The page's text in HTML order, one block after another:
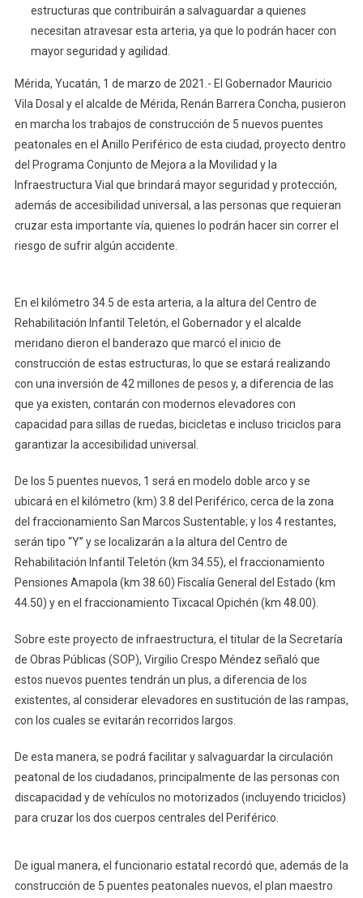
El
Anillo
Periférico
Mérida
estructuras que contribuirán a salvaguardar a quienes
necesitan atravesar esta arteria, ya que lo podrán hacer con
mayor seguridad y agilidad.
Mérida, Yucatán, 1 de marzo de 2021.- El Gobernador Mauricio
Vila Dosal y el alcalde de Mérida, Renán Barrera Concha, pusieron
en marcha los trabajos de construcción de 5 nuevos puentes
peatonales en el Anillo Periférico de esta ciudad, proyecto dentro
del Programa Conjunto de Mejora a la Movilidad y la
Infraestructura Vial que brindará mayor seguridad y protección,
además de accesibilidad universal, a las personas que requieran
cruzar esta importante vía, quienes lo podrán hacer sin correr el
riesgo de sufrir algún accidente.
En el kilómetro 34.5 de esta arteria, a la altura del Centro de
Rehabilitación Infantil Teletón, el Gobernador y el alcalde
meridano dieron el banderazo que marcó el inicio de
construcción de estas estructuras, lo que se estará realizando
con una inversión de 42 millones de pesos y, a diferencia de las
que ya existen, contarán con modernos elevadores con
capacidad para sillas de ruedas, bicicletas e incluso triciclos para
garantizar la accesibilidad universal.
De los 5 puentes nuevos, 1 será en modelo doble arco y se
ubicará en el kilómetro (km) 3.8 del Periférico, cerca de la zona
del fraccionamiento San Marcos Sustentable; y los 4 restantes,
serán tipo “Y” y se localizarán a la altura del Centro de
Rehabilitación Infantil Teletón (km 34.55), el fraccionamiento
Pensiones Amapola (km 38.60) Fiscalía General del Estado (km
44.50) y en el fraccionamiento Tixcacal Opichén (km 48.00).
Sobre este proyecto de infraestructura, el titular de la Secretaría
de Obras Públicas (SOP), Virgilio Crespo Méndez señaló que
estos nuevos puentes tendrán un plus, a diferencia de los
existentes, al considerar elevadores en sustitución de las rampas,
con los cuales se evitarán recorridos largos.
De esta manera, se podrá facilitar y salvaguardar la circulación
peatonal de los ciudadanos, principalmente de las personas con
discapacidad y de vehículos no motorizados (incluyendo triciclos)
para cruzar los dos cuerpos centrales del Periférico.
De igual manera, el funcionario estatal recordó que, además de la
construcción de 5 puentes peatonales nuevos, el plan maestro